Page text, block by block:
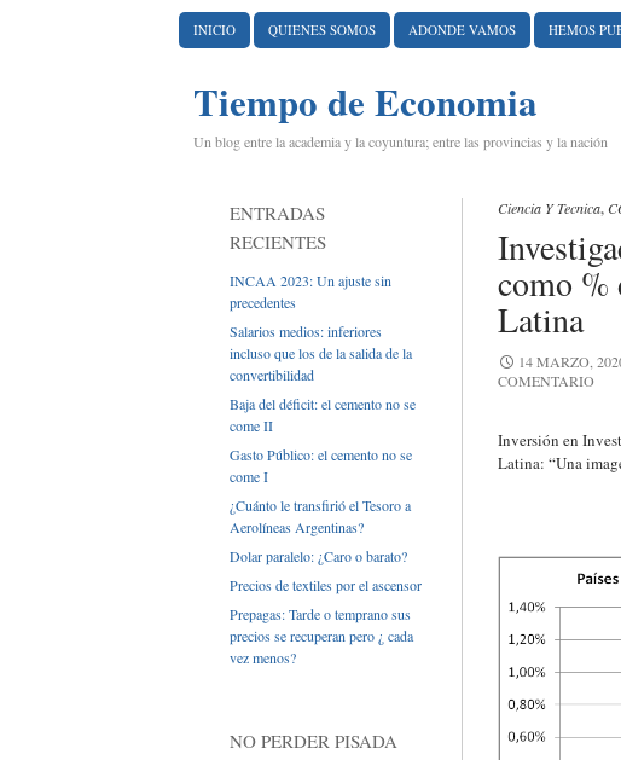
IR AL CONTENIDO
INICIO
QUIENES SOMOS ADONDE VAMOS HEMOS
Tiempo de Economia
Un blog entre la academia y la coyuntura; entre las provincias y la nación
Ciencia Y Tecnica,
como %
Latina
14 MARZO,
COMENTARIO
Inversión en
Latina: “Una
ENTRADAS
RECIENTES
INCAA 2023: Un ajuste sin
precedentes
Salarios medios: inferiores
incluso que los de la salida de la
convertibilidad
Baja del déficit: el cemento no se
come II
Gasto Público: el cemento no se
come I
¿Cuánto le transfirió el Tesoro a
Aerolíneas Argentinas?
Dolar paralelo: ¿Caro o barato?
Precios de textiles por el ascensor
Prepagas: Tarde o temprano sus
precios se recuperan pero ¿ cada
vez menos?
NO PERDER PISADA